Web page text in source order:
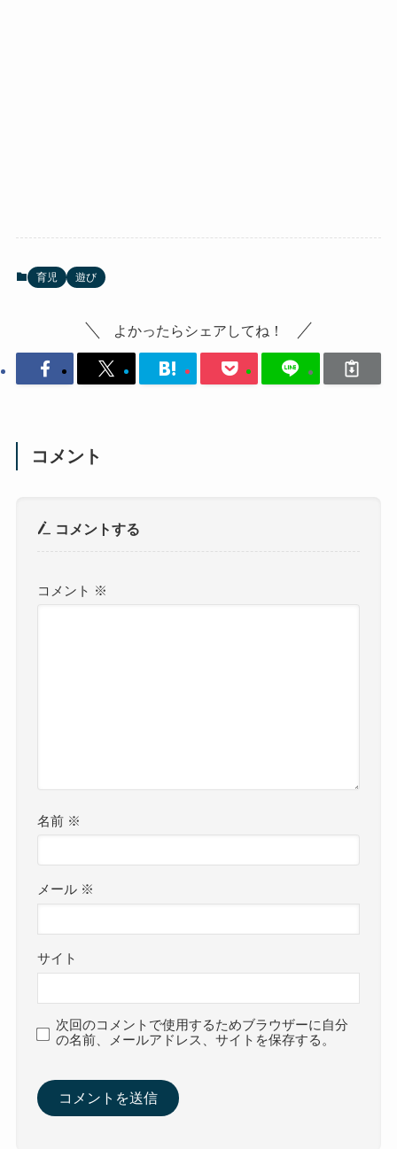
育児 遊び
よかったらシェアしてね！
コメント
コメントする
コメント ※
名前 ※
メール ※
サイト
次回のコメントで使用するためブラウザーに自分
の名前、メールアドレス、サイトを保存する。